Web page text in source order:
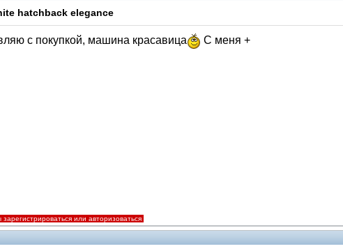
hatchback elegance
с покупкой, машина красавица С меня +
или авторизоваться